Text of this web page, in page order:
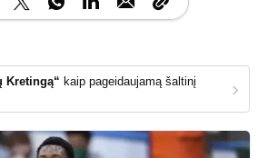
Kretingą“ kaip pageidaujamą šaltinį
›